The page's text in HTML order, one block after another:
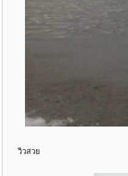
วิวสวย